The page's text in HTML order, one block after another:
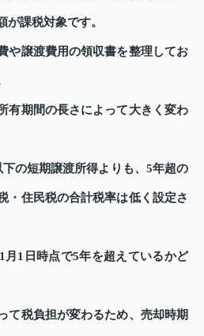
が課税対象です。
や譲渡費用の領収書を整理してお
有期間の長さによって大きく変わ
の短期譲渡所得よりも、5年超の
・住民税の合計税率は低く設定さ
月1日時点で5年を超えているかど
て税負担が変わるため、売却時期